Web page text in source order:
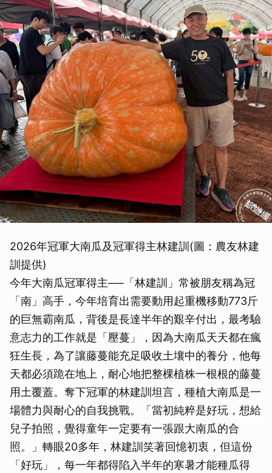
2026年冠軍大南瓜及冠軍得主林建訓(圖：農友林建
訓提供)
今年大南瓜冠軍得主──「林建訓」常被朋友稱為冠
「南」高手，今年培育出需要動用起重機移動773斤
的巨無霸南瓜，背後是長達半年的艱辛付出，最考驗
意志力的工作就是「壓蔓」，因為大南瓜天天都在瘋
狂生長，為了讓藤蔓能充足吸收土壤中的養分，他每
天都必須跪在地上，耐心地把整棵植株一根根的藤蔓
用土覆蓋。奪下冠軍的林建訓坦言，種植大南瓜是一
場體力與耐心的自我挑戰。「當初純粹是好玩，想給
兒子拍照，覺得童年一定要有一張跟大南瓜的合
照。」轉眼20多年，林建訓笑著回憶初衷，但這份
「好玩」，每一年都得陷入半年的寒暑才能種瓜得